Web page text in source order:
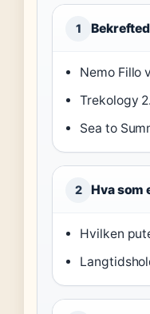
1
Nemo Fillo
Trekology
Sea to
2 Hva som
Hvilken